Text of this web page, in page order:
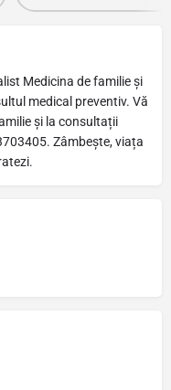
Medicina de familie și
medical preventiv. Vă
și la consultații
Zâmbește, viața